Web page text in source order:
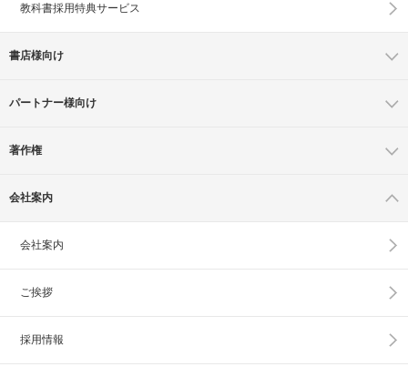
教科書採用特典サービス
書店様向け
パートナー様向け
著作権
会社案内
会社案内
ご挨拶
採用情報